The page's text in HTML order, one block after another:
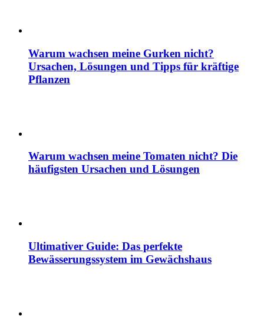
Warum wachsen meine Gurken nicht?
Ursachen, Lösungen und Tipps für kräftige
Pflanzen
Warum wachsen meine Tomaten nicht? Die
häufigsten Ursachen und Lösungen
Ultimativer Guide: Das perfekte
Bewässerungssystem im Gewächshaus